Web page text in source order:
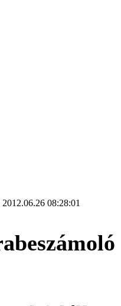
2012.06.26 08:28:01